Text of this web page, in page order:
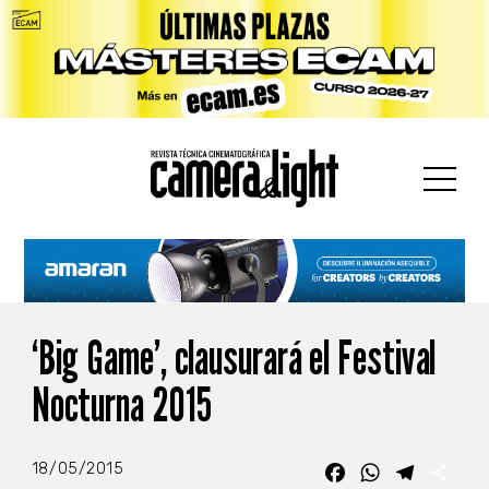
‘Big Game’, clausurará el Festival
Nocturna 2015
18/05/2015 FacebookWhatsApp